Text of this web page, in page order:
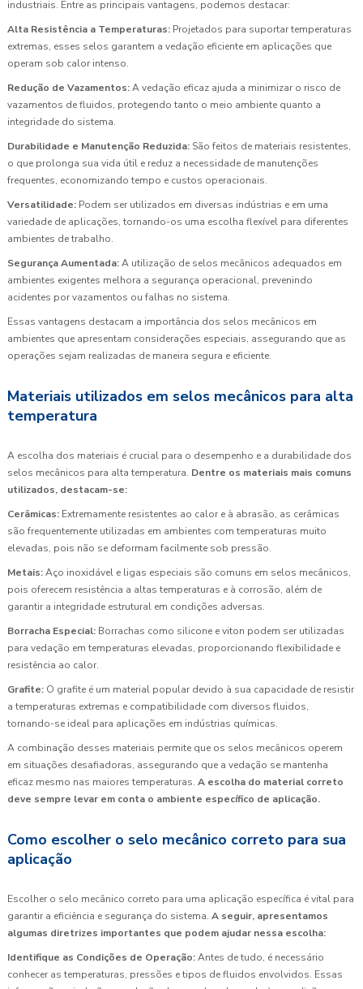
industriais. Entre as principais vantagens, podemos destacar:
Alta Resistência a Temperaturas: Projetados para suportar temperaturas
extremas, esses selos garantem a vedação eficiente em aplicações que
operam sob calor intenso.
Redução de Vazamentos:A vedação eficaz ajuda a minimizar o risco de
vazamentos de fluidos, protegendo tanto o meio ambiente quanto a
integridade do sistema.
Durabilidade e Manutenção Reduzida: São feitos de materiais resistentes,
o que prolonga sua vida útil e reduz a necessidade de manutenções
frequentes, economizando tempo e custos operacionais.
Versatilidade: Podem ser utilizados em diversas indústrias e em uma
variedade de aplicações, tornando-os uma escolha flexível para diferentes
ambientes de trabalho.
Segurança Aumentada:A utilização de selos mecânicos adequados em
ambientes exigentes melhora a segurança operacional, prevenindo
acidentes por vazamentos ou falhas no sistema.
Essas vantagens destacam a importância dos selos mecânicos em
ambientes que apresentam considerações especiais, assegurando que as
operações sejam realizadas de maneira segura e eficiente.
Materiais utilizados em selos mecânicos para alta
temperatura
A escolha dos materiais é crucial para o desempenho e a durabilidade dos
selos mecânicos para alta temperatura. Dentre os materiais mais comuns
utilizados, destacam-se:
Cerâmicas: Extremamente resistentes ao calor e à abrasão, as cerâmicas
são frequentemente utilizadas em ambientes com temperaturas muito
elevadas, pois não se deformam facilmente sob pressão.
Metais:Aço inoxidável e ligas especiais são comuns em selos mecânicos,
pois oferecem resistência a altas temperaturas e à corrosão, além de
garantir a integridade estrutural em condições adversas.
Borracha Especial: Borrachas como silicone e viton podem ser utilizadas
para vedação em temperaturas elevadas, proporcionando flexibilidade e
resistência ao calor.
Grafite: O grafite é um material popular devido à sua capacidade de resistir
a temperaturas extremas e compatibilidade com diversos fluidos,
tornando-se ideal para aplicações em indústrias químicas.
A combinação desses materiais permite que os selos mecânicos operem
em situações desafiadoras, assegurando que a vedação se mantenha
eficaz mesmo nas maiores temperaturas. A escolha do material correto
deve sempre levar em conta o ambiente específico de aplicação.
Como escolher o selo mecânico correto para sua
aplicação
Escolher o selo mecânico correto para uma aplicação específica é vital para
garantir a eficiência e segurança do sistema. A seguir, apresentamos
algumas diretrizes importantes que podem ajudar nessa escolha:
Identifique as Condições de Operação:Antes de tudo, é necessário
conhecer as temperaturas, pressões e tipos de fluidos envolvidos. Essas